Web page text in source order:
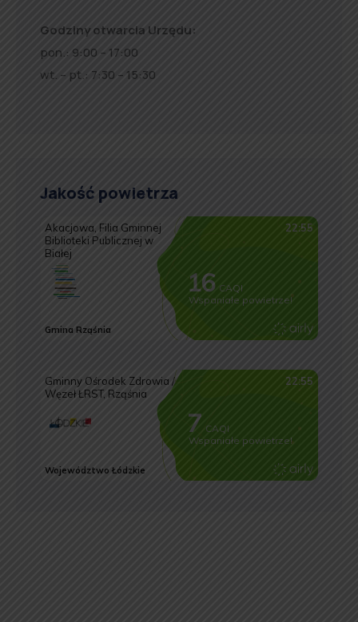
Godziny otwarcia Urzędu:
pon.: 9:00 – 17:00
wt. – pt.: 7:30 – 15:30
Jakość powietrza